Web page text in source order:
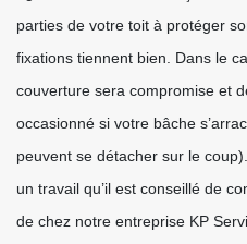
parties de votre toit à protéger
fixations tiennent bien. Dans le
couverture sera compromise et
occasionné si votre bâche
peuvent se détacher sur le
un travail qu’il est conseillé de
de chez notre entreprise KP